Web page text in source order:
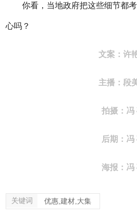
你看，当地政府把这些细节都考
心吗？
文案：许
主播：段
拍摄：冯
后期： 冯
海报： 冯
关键词 优惠,建材,大集